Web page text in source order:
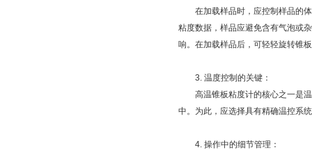
在加载样品时，应控制样品的体
粘度数据，样品应避免含有气泡或
响。在加载样品后，可轻轻旋转锥
3. 温度控制的关键：
高温锥板粘度计的核心之一是温
中。为此，应选择具有精确温控系
4. 操作中的细节管理：